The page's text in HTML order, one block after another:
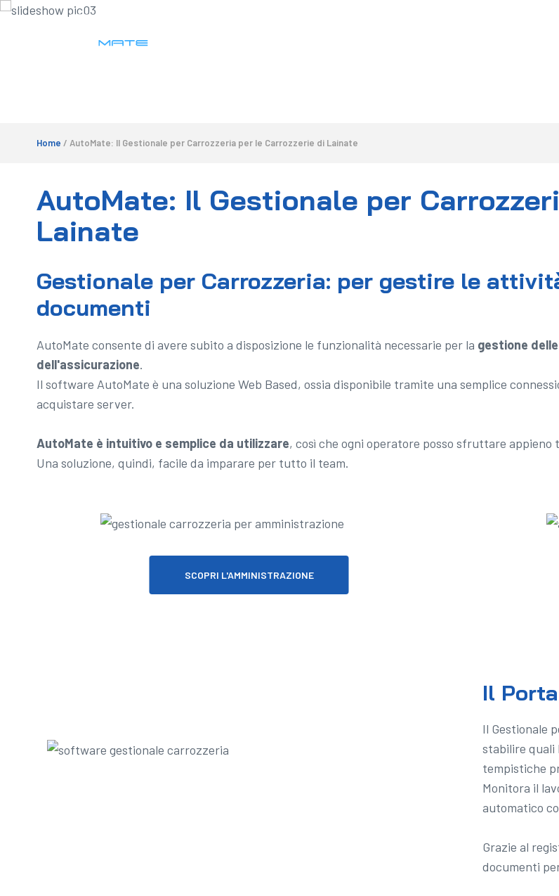
Home / AutoMate: Il Gestionale per Carrozzeria per le Carrozzerie di Lainate
AutoMate: Il Gestionale per
Lainate
Gestionale per Carrozzeria: per gestire le
documenti
AutoMate consente di avere subito a disposizione le funzionalità necessarie per la gestione
dell'assicurazione.
Il software AutoMate è una soluzione Web Based, ossia disponibile tramite una semplice
acquistare server.
AutoMate è intuitivo e semplice da utilizzare, così che ogni operatore posso sfruttare
Una soluzione, quindi, facile da imparare per tutto il team.
SCOPRI L'AMMINISTRAZIONE
Il
Il Gestionale
stabilire quali
tempistiche
Monitora il
automatico
Grazie al
documenti